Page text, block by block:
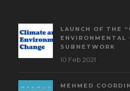
LAUNCH OF THE
ENVIRONMENTAL
SUBNETWORK
10 Feb 2021
MEHMED